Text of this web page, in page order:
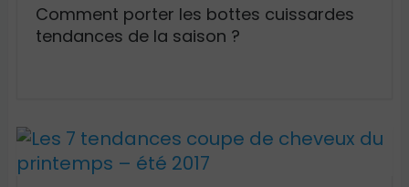
Comment porter les bottes cuissardes
tendances de la saison ?